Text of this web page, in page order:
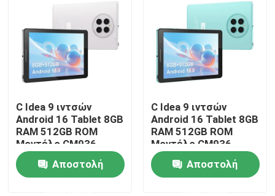
Αρχική Σελίδα
C Idea 9 ιντσών
Android 16 Tablet 8GB
RAM 512GB ROM
Μοντέλο CM936
Αποστολή
C Idea 9 ιντσών
Android 16 Tablet 8GB
RAM 512GB ROM
Μοντέλο CM936
Αποστολή